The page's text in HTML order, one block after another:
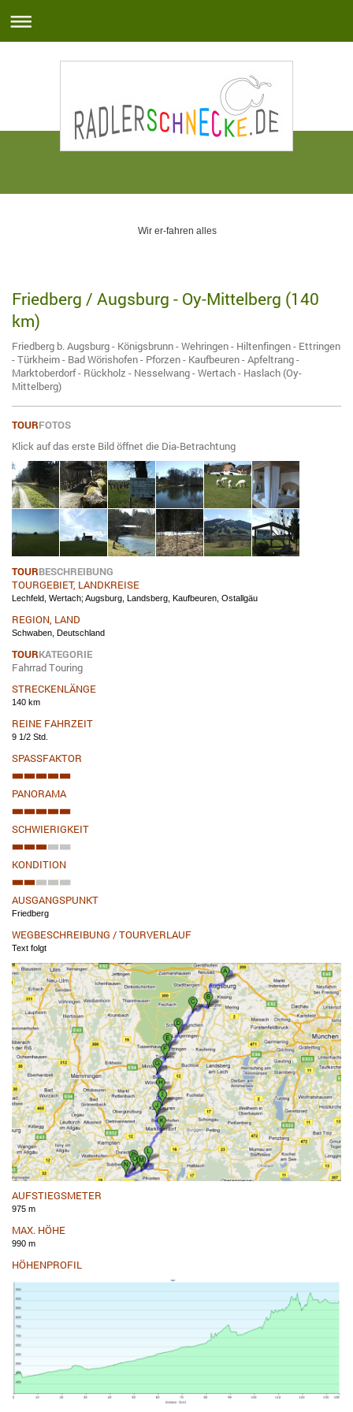
Wir er-fahren alles
Friedberg / Augsburg - Oy-Mittelberg (140
km)
Friedberg b. Augsburg - Königsbrunn - Wehringen - Hiltenfingen - Ettringen
- Türkheim - Bad Wörishofen - Pforzen - Kaufbeuren - Apfeltrang -
Marktoberdorf - Rückholz - Nesselwang - Wertach - Haslach (Oy-
Mittelberg)
TOURFOTOS
Klick auf das erste Bild öffnet die Dia-Betrachtung
TOURBESCHREIBUNG
TOURGEBIET, LANDKREISE
Lechfeld, Wertach; Augsburg, Landsberg, Kaufbeuren, Ostallgäu
REGION, LAND
Schwaben, Deutschland
TOURKATEGORIE
Fahrrad Touring
STRECKENLÄNGE
140 km
REINE FAHRZEIT
9 1/2 Std.
SPASSFAKTOR
PANORAMA
SCHWIERIGKEIT
KONDITION
AUSGANGSPUNKT
Friedberg
WEGBESCHREIBUNG / TOURVERLAUF
Text folgt
AUFSTIEGSMETER
975 m
MAX. HÖHE
990 m
HÖHENPROFIL